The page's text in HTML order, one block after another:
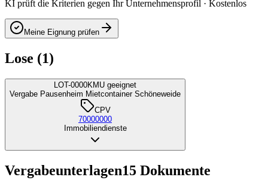
KI prüft die Kriterien gegen Ihr Unternehmensprofil · Kostenlos
Meine Eignung prüfen
Lose (1)
LOT-0000KMU geeignet
Vergabe Pausenheim Mietcontainer Schöneweide
CPV
70000000
Immobiliendienste
Vergabeunterlagen15 Dokumente